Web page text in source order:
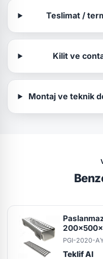
Teslimat /
Kilit ve
Montaj ve teknik
PGI-2020-A
Teklif Al